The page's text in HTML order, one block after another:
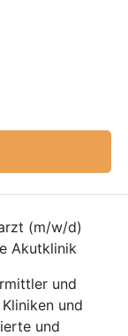
(m/w/d)
Akutklinik
und
und
und